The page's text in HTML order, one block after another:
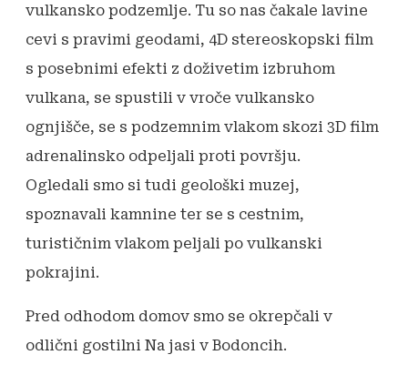
vulkansko podzemlje. Tu so nas čakale lavine
cevi s pravimi geodami, 4D stereoskopski film
s posebnimi efekti z doživetim izbruhom
vulkana, se spustili v vroče vulkansko
ognjišče, se s podzemnim vlakom skozi 3D film
adrenalinsko odpeljali proti površju.
Ogledali smo si tudi geološki muzej,
spoznavali kamnine ter se s cestnim,
turističnim vlakom peljali po vulkanski
pokrajini.
Pred odhodom domov smo se okrepčali v
odlični gostilni Na jasi v Bodoncih.